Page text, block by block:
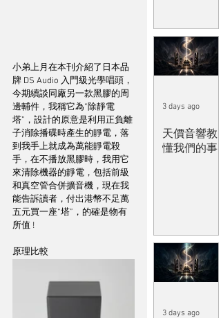
小弟上月在本刊介紹了日本品
牌 DS Audio 入門級光學唱頭，
今期續談同廠另一款黑膠的周
邊輔件，我稱它為“除靜電
塔”，設計的原意是利用正負離
子消除播碟時產生的靜電，落
到我手上就成為萬能靜電殺
手，在不播放黑膠時，我用它
來清除機器的靜電，包括前級
和真空管合併擴音機，現在我
能告訴讀者，付出港幣不足萬
五元買一座“塔”，的確是物有
所值 !
原理比較
天價音響教
懂我們的事
3 days ago
3 days ago